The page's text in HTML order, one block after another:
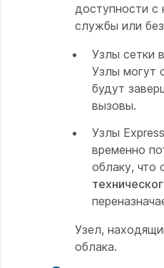
доступности с
службы или
Узлы сетки
Узлы могут
будут
вызовы.
Узлы
временно
облаку, что
Узел,
облака.